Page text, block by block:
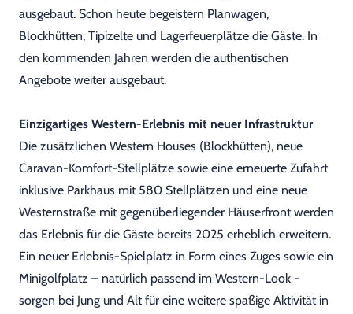
ausgebaut. Schon heute begeistern Planwagen,
Blockhütten, Tipizelte und Lagerfeuerplätze die Gäste. In
den kommenden Jahren werden die authentischen
Angebote weiter ausgebaut.
Einzigartiges Western-Erlebnis mit neuer Infrastruktur
Die zusätzlichen Western Houses (Blockhütten), neue
Caravan-Komfort-Stellplätze sowie eine erneuerte Zufahrt
inklusive Parkhaus mit 580 Stellplätzen und eine neue
Westernstraße mit gegenüberliegender Häuserfront werden
das Erlebnis für die Gäste bereits 2025 erheblich erweitern.
Ein neuer Erlebnis-Spielplatz in Form eines Zuges sowie ein
Minigolfplatz – natürlich passend im Western-Look -
sorgen bei Jung und Alt für eine weitere spaßige Aktivität in